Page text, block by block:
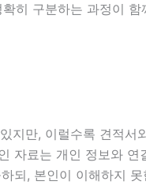
히 구분하는 과정이
만, 이럴수록 견적서
자료는 개인 정보와
되, 본인이 이해하지